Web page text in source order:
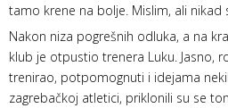
tamo krene na bolje. Mislim, ali nikad
Nakon niza pogrešnih odluka, a na
klub je otpustio trenera Luku. Jasno,
trenirao, potpomognuti i idejama
zagrebačkoj atletici, priklonili su se